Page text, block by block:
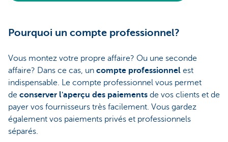
Pourquoi un compte professionnel?
Vous montez votre propre affaire? Ou une seconde
affaire? Dans ce cas, un compte professionnel est
indispensable. Le compte professionnel vous permet
de conserver l'aperçu des paiements de vos clients et de
payer vos fournisseurs très facilement. Vous gardez
également vos paiements privés et professionnels
séparés.